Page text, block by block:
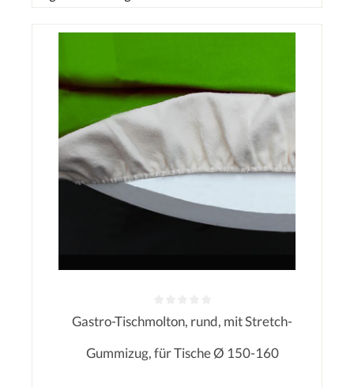
Durchschnittliche Bewertung von
Gastro-Tischmolton, rund, mit Stretch-
Gummizug, für Tische Ø 150-160